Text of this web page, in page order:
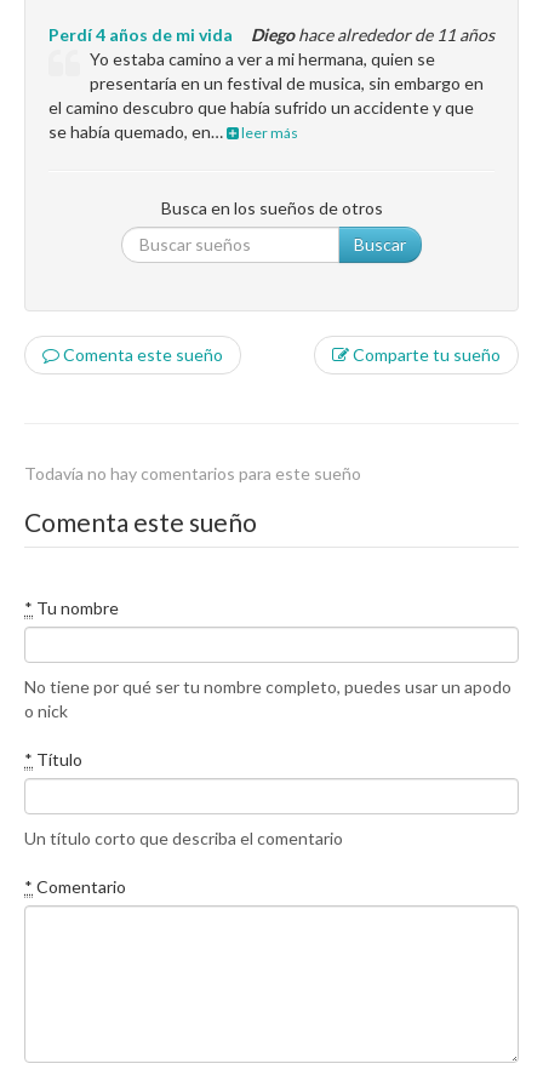
Diegohace alrededor de 11 años
Perdí 4 años de mi vida
Yo estaba camino a ver a mi hermana, quien se
presentaría en un festival de musica, sin embargo en
el camino descubro que había sufrido un accidente y que
se había quemado, en…
leer más
Busca en los sueños de otros
Buscar
Comenta este sueño Comparte tu sueño
Todavía no hay comentarios para este sueño
Comenta este sueño
* Tu nombre
No tiene por qué ser tu nombre completo, puedes usar un apodo
o nick
* Título
Un título corto que describa el comentario
* Comentario